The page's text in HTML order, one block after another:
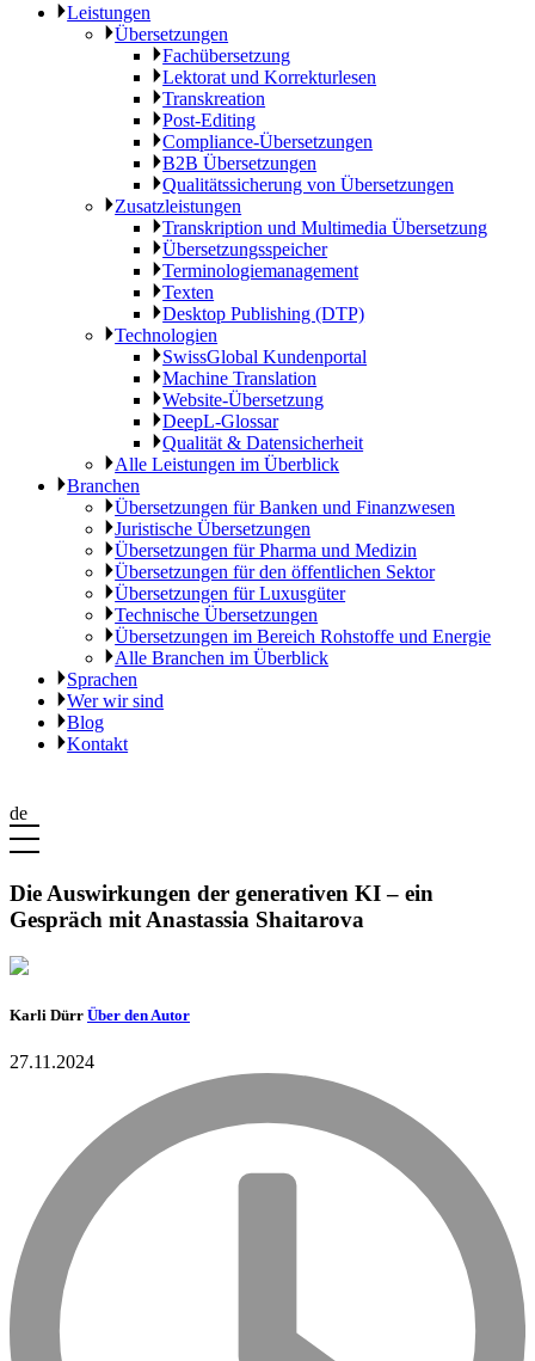
Leistungen
Übersetzungen
Fachübersetzung
Lektorat und Korrekturlesen
Transkreation
Post-Editing
Compliance-Übersetzungen
B2B Übersetzungen
Qualitätssicherung von Übersetzungen
Zusatzleistungen
Transkription und Multimedia Übersetzung
Übersetzungsspeicher
Terminologiemanagement
Texten
Desktop Publishing (DTP)
Technologien
SwissGlobal Kundenportal
Machine Translation
Website-Übersetzung
DeepL-Glossar
Qualität & Datensicherheit
Alle Leistungen im Überblick
Branchen
Übersetzungen für Banken und Finanzwesen
Juristische Übersetzungen
Übersetzungen für Pharma und Medizin
Übersetzungen für den öffentlichen Sektor
Übersetzungen für Luxusgüter
Technische Übersetzungen
Übersetzungen im Bereich Rohstoffe und Energie
Alle Branchen im Überblick
Sprachen
Wer wir sind
Blog
Kontakt
de
Die Auswirkungen der generativen KI – ein
Gespräch mit Anastassia Shaitarova
Karli Dürr Über den Autor
27.11.2024